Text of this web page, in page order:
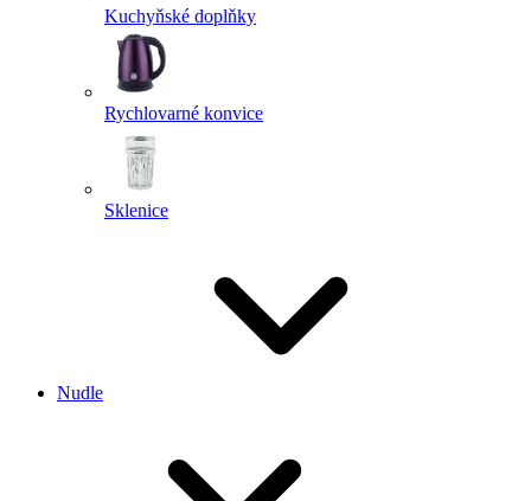
Kuchyňské doplňky
Rychlovarné konvice
Sklenice
Nudle